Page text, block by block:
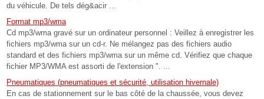
du véhicule. De tels dég&acir ...
Format mp3/wma
Cd mp3/wma gravé sur un ordinateur personnel : Veillez à enregistrer les
fichiers mp3/wma sur un cd-r. Ne mélangez pas des fichiers audio
standard et des fichiers mp3/wma sur un même cd. Vérifiez que chaque
fichier MP3/WMA est assorti de l'extension ". ...
Pneumatiques (pneumatiques et sécurité, utilisation hivernale)
En cas de stationnement sur le bas côté de la chaussée, vous devez